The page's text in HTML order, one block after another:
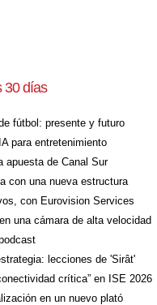
30 días
fútbol: presente y futuro
para entretenimiento
apuesta de Canal Sur
con una nueva estructura
con Eurovision Services
una cámara de alta velocidad
lecciones de 'Sirât'
crítica” en ISE 2026
en un nuevo plató